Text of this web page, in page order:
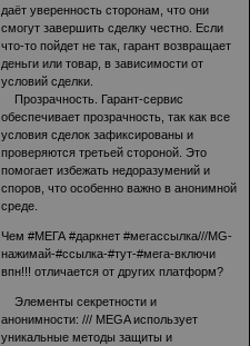
даёт уверенность сторонам, что они
смогут завершить сделку честно. Если
что-то пойдет не так, гарант возвращает
деньги или товар, в зависимости от
условий сделки.
Прозрачность. Гарант-сервис
обеспечивает прозрачность, так как все
условия сделок зафиксированы и
проверяются третьей стороной. Это
помогает избежать недоразумений и
споров, что особенно важно в анонимной
среде.
Чем #МЕГА #даркнет #мегассылка///MG-
нажимай-#ссылка-#тут-#мега-включи
впн!!! отличается от других платформ?
Элементы секретности и
анонимности: /// MEGA использует
уникальные методы защиты и